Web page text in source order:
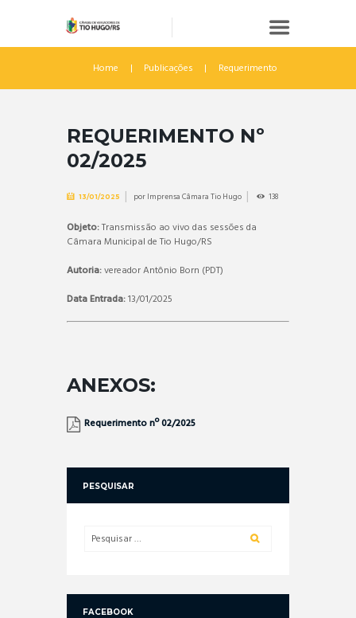
Home Publicações Requerimento
REQUERIMENTO Nº
02/2025
13/01/2025 porImprensa Câmara Tio Hugo 138
Objeto:Transmissão ao vivo das sessões da
Câmara Municipal de Tio Hugo/RS
Autoria:vereador Antônio Born (PDT)
Data Entrada:13/01/2025
ANEXOS:
Requerimento nº 02/2025
PESQUISAR
FACEBOOK